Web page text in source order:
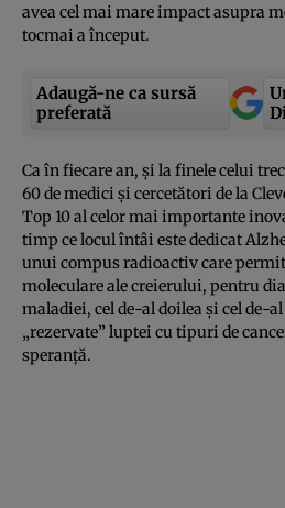
avea cel mai mare impact asupra
tocmai a început.
Adaugă-ne ca sursă
preferată
Ca în fiecare an, şi la finele celui
60 de medici şi cercetători de la
Top 10 al celor mai importante
timp ce locul întâi este dedicat
unui compus radioactiv care
moleculare ale creierului, pentru
maladiei, cel de-al doilea şi cel de-
„rezervate” luptei cu tipuri de
speranţă.